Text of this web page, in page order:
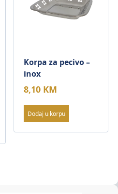
Korpa za pecivo –
inox
8,10 KM
Dodaj u korpu